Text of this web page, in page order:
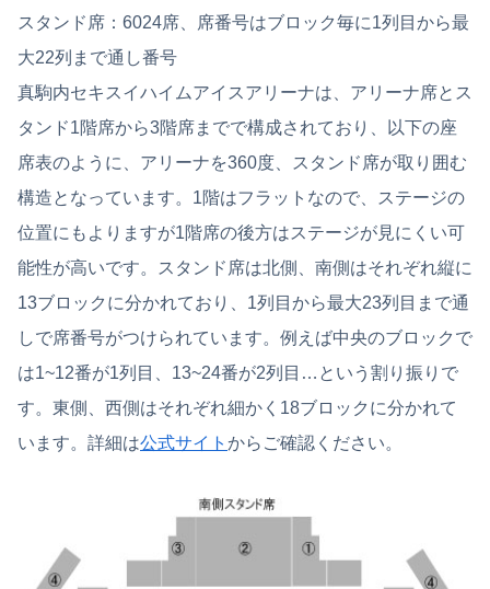
スタンド席：6024席、席番号はブロック毎に1列目から最
大22列まで通し番号
真駒内セキスイハイムアイスアリーナは、アリーナ席とス
タンド1階席から3階席までで構成されており、以下の座
席表のように、アリーナを360度、スタンド席が取り囲む
構造となっています。1階はフラットなので、ステージの
位置にもよりますが1階席の後方はステージが見にくい可
能性が高いです。スタンド席は北側、南側はそれぞれ縦に
13ブロックに分かれており、1列目から最大23列目まで通
しで席番号がつけられています。例えば中央のブロックで
は1~12番が1列目、13~24番が2列目…という割り振りで
す。東側、西側はそれぞれ細かく18ブロックに分かれて
います。詳細は公式サイト からご確認ください。